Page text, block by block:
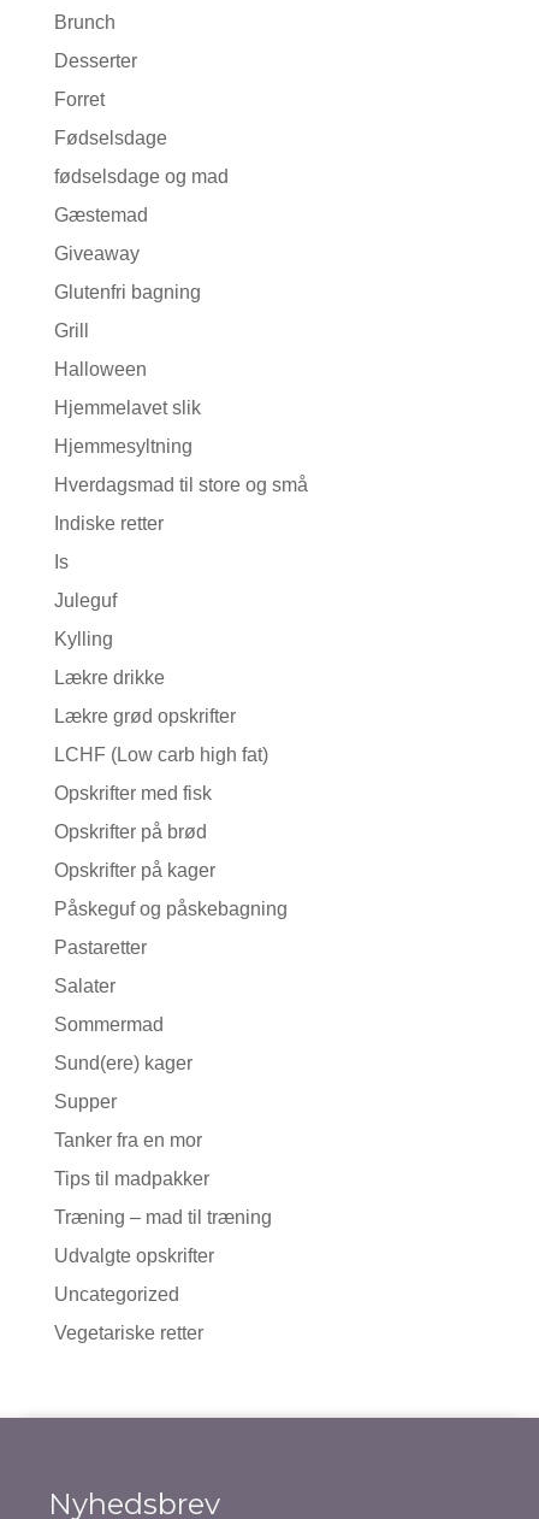
Brunch
Desserter
Forret
Fødselsdage
fødselsdage og mad
Gæstemad
Giveaway
Glutenfri bagning
Grill
Halloween
Hjemmelavet slik
Hjemmesyltning
Hverdagsmad til store og små
Indiske retter
Is
Juleguf
Kylling
Lækre drikke
Lækre grød opskrifter
LCHF (Low carb high fat)
Opskrifter med fisk
Opskrifter på brød
Opskrifter på kager
Påskeguf og påskebagning
Pastaretter
Salater
Sommermad
Sund(ere) kager
Supper
Tanker fra en mor
Tips til madpakker
Træning – mad til træning
Udvalgte opskrifter
Uncategorized
Vegetariske retter
Nyhedsbrev